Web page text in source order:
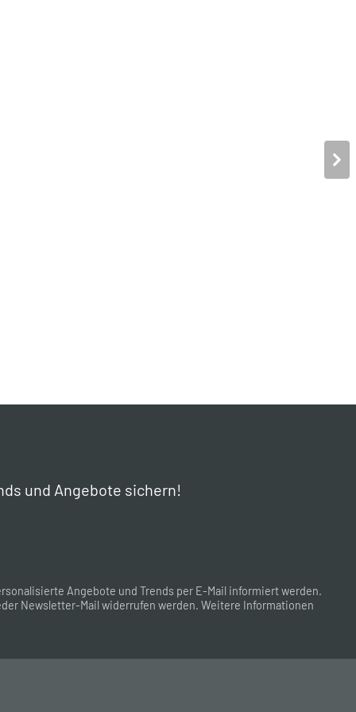
und Angebote sichern!
Angebote und Trends per E-Mail informiert werden.
Newsletter-Mail widerrufen werden. Weitere Informationen